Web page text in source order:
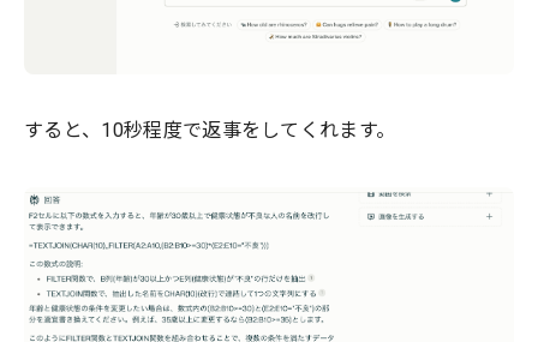
すると、10秒程度で返事をしてくれます。